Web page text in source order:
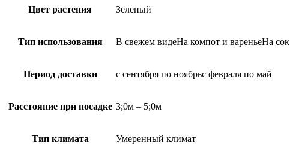
Цвет растения Зеленый
Тип использования В свежем видеНа компот и вареньеНа сок
Период доставки с сентября по ноябрьс февраля по май
Расстояние при посадке 3;0м – 5;0м
Тип климата Умеренный климат